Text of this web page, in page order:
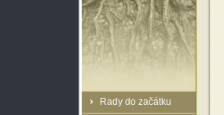
Rady do začátku